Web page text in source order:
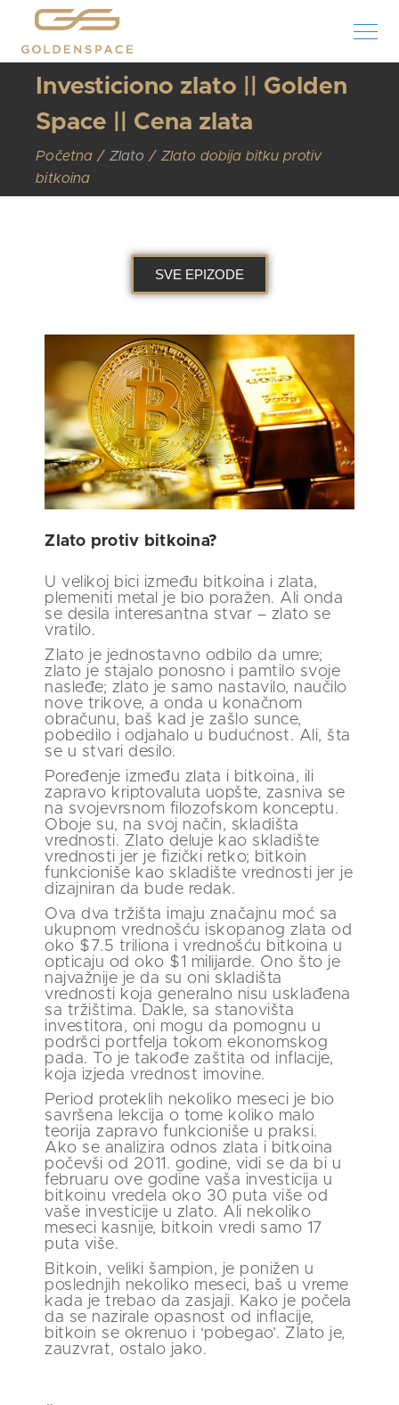
Investiciono zlato || Golden
Space || Cena zlata
Početna Zlato
Zlato dobija bitku protiv
bitkoina
SVE EPIZODE
Zlato protiv bitkoina?
U velikoj bici između bitkoina i zlata,
plemeniti metal je bio poražen. Ali onda
se desila interesantna stvar – zlato se
vratilo.
Zlato je jednostavno odbilo da umre;
zlato je stajalo ponosno i pamtilo svoje
nasleđe; zlato je samo nastavilo, naučilo
nove trikove, a onda u konačnom
obračunu, baš kad je zašlo sunce,
pobedilo i odjahalo u budućnost. Ali, šta
se u stvari desilo.
Poređenje između zlata i bitkoina, ili
zapravo kriptovaluta uopšte, zasniva se
na svojevrsnom filozofskom konceptu.
Oboje su, na svoj način, skladišta
vrednosti. Zlato deluje kao skladište
vrednosti jer je fizički retko; bitkoin
funkcioniše kao skladište vrednosti jer je
dizajniran da bude redak.
Ova dva tržišta imaju značajnu moć sa
ukupnom vrednošću iskopanog zlata od
oko $7.5 triliona i vrednošću bitkoina u
opticaju od oko $1 milijarde. Ono što je
najvažnije je da su oni skladišta
vrednosti koja generalno nisu usklađena
sa tržištima. Dakle, sa stanovišta
investitora, oni mogu da pomognu u
podršci portfelja tokom ekonomskog
pada. To je takođe zaštita od inflacije,
koja izjeda vrednost imovine.
Period proteklih nekoliko meseci je bio
savršena lekcija o tome koliko malo
teorija zapravo funkcioniše u praksi.
Ako se analizira odnos zlata i bitkoina
počevši od 2011. godine, vidi se da bi u
februaru ove godine vaša investicija u
bitkoinu vredela oko 30 puta više od
vaše investicije u zlato. Ali nekoliko
meseci kasnije, bitkoin vredi samo 17
puta više.
Bitkoin, veliki šampion, je ponižen u
poslednjih nekoliko meseci, baš u vreme
kada je trebao da zasjaji. Kako je počela
da se nazirale opasnost od inflacije,
bitkoin se okrenuo i ‘pobegao’. Zlato je,
zauzvrat, ostalo jako.